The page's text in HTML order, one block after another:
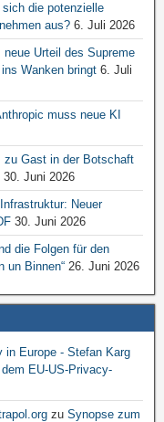
die potenzielle
aus? 6. Juli 2026
Urteil des Supreme
Wanken bringt 6. Juli
muss neue KI
zu Gast in der Botschaft
30. Juni 2026
Neuer
30. Juni 2026
die Folgen für den
un Binnen“ 26. Juni 2026
in Europe - Stefan Karg
EU-US-Privacy-
zu Synopse zum